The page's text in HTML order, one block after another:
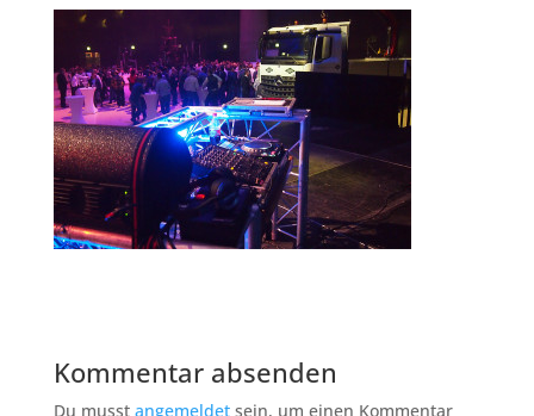
Kommentar absenden
Du musst angemeldetsein, um einen Kommentar